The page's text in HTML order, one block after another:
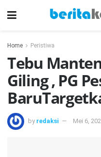
Home Peristiwa
Tebu
Giling , PG
by redaksi Mei 6,